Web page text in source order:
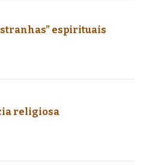
espirituais
religiosa